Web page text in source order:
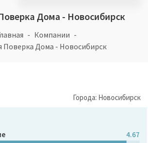
Дома - Новосибирск
Компании
Поверка Дома - Новосибирск
Города: Новосибирск
4.67